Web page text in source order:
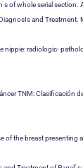
s of whole serial section.
and Treatment.
nippie: radiologic-
TNM: Clasificación
of the breast